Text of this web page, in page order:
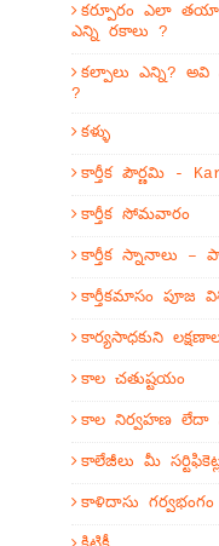
కర్పూరం ఎలా
ఎన్ని రకాలు ?
కల్పాలు ఎన్ని? అవి
?
కళ్ళు
కార్తీక పౌర్ణమి -
కార్తీక సోమవారం
కార్తీక స్నానాలు –
కార్తీకమాసం పూజ
కార్యసాధకుని
కాల చతుష్టయం
కాల నిర్వహణ లేదా
కాలేజీలు మీ
కాళిదాసు గర్వభంగం